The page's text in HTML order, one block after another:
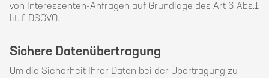
von Interessenten-Anfragen auf Grundlage des Art 6 Abs.1
lit. f. DSGVO.
Sichere Datenübertragung
Um die Sicherheit Ihrer Daten bei der Übertragung zu